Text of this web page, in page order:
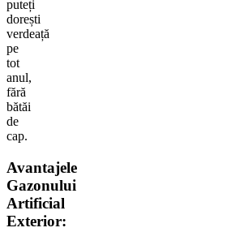
puteți
dorești
verdeață
pe
tot
anul,
fără
bătăi
de
cap.
Avantajele
Gazonului
Artificial
Exterior: